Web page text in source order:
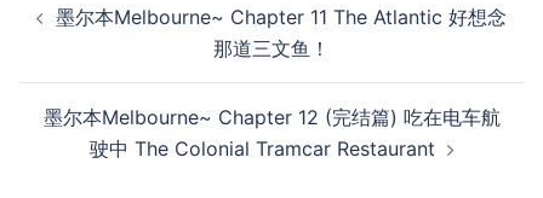
navigation
墨尔本Melbourne~ Chapter 11 The Atlantic 好想念
那道三文鱼！
墨尔本Melbourne~ Chapter 12 (完结篇) 吃在电车航
驶中 The Colonial Tramcar Restaurant